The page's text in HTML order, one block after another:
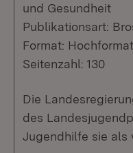
und Gesundheit
Publikationsart:
Format: Hochformat
Seitenzahl: 130
Die
des
Jugendhilfe sie als